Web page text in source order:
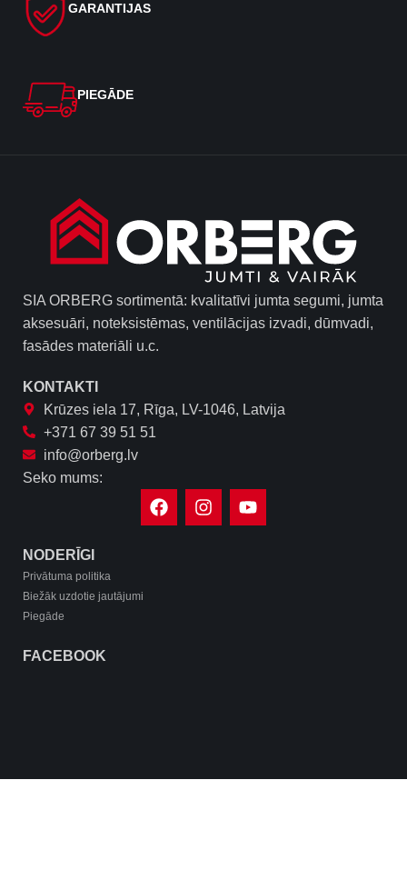
GARANTIJAS
PIEGĀDE
SIA ORBERG sortimentā: kvalitatīvi jumta segumi, jumta
aksesuāri, noteksistēmas, ventilācijas izvadi, dūmvadi,
fasādes materiāli u.c.
KONTAKTI
Krūzes iela 17, Rīga, LV-1046, Latvija
+371 67 39 51 51
info@orberg.lv
Seko mums:
NODERĪGI
Privātuma politika
Biežāk uzdotie jautājumi
Piegāde
FACEBOOK